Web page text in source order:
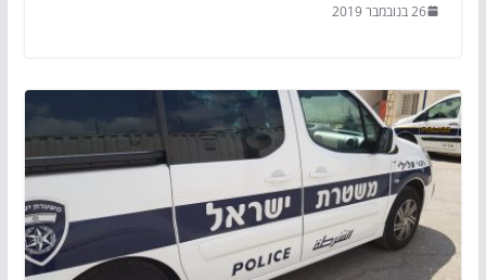
26 בנובמבר 2019